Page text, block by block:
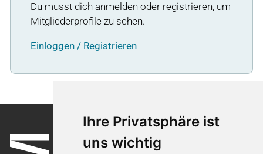
Ihre Privatsphäre ist
uns wichtig
Du musst dich anmelden oder registrieren, um
Mitgliederprofile zu sehen.
Einloggen / Registrieren